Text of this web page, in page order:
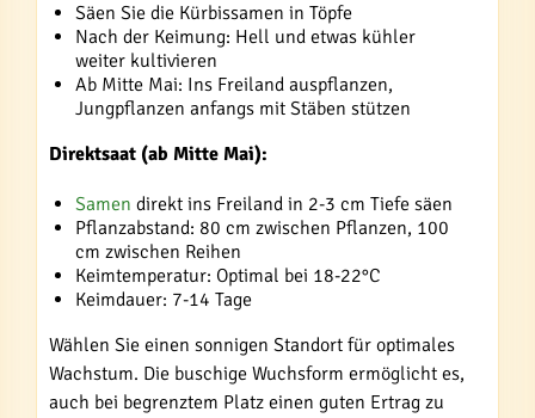
Säen Sie die Kürbissamen in Töpfe
Nach der Keimung: Hell und etwas kühler
weiter kultivieren
Ab Mitte Mai: Ins Freiland auspflanzen,
Jungpflanzen anfangs mit Stäben stützen
Direktsaat (ab Mitte Mai):
Samen direkt ins Freiland in 2-3 cm Tiefe säen
Pflanzabstand: 80 cm zwischen Pflanzen, 100
cm zwischen Reihen
Keimtemperatur: Optimal bei 18-22°C
Keimdauer: 7-14 Tage
Wählen Sie einen sonnigen Standort für optimales
Wachstum. Die buschige Wuchsform ermöglicht es,
auch bei begrenztem Platz einen guten Ertrag zu